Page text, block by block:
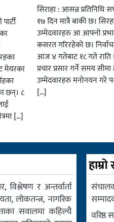
मेयरका
छन्। ८
[…]
सिराहा : आसन्न
१७ दिन मात्रै बाकी छ।
उम्मेदवारहरु आ आफ्नो
कसरत गरिरहेको छ।
आज ४ गतेबाट १८ गते राति
प्रचार प्रसार गर्ने समय
उम्मेदवारहरु मनोनयन गरे
[…]
र अन्तर्वार्ता
लोकतन्त्र, नागरिक
सवालमा कहिल्यै
वरिष्ठ